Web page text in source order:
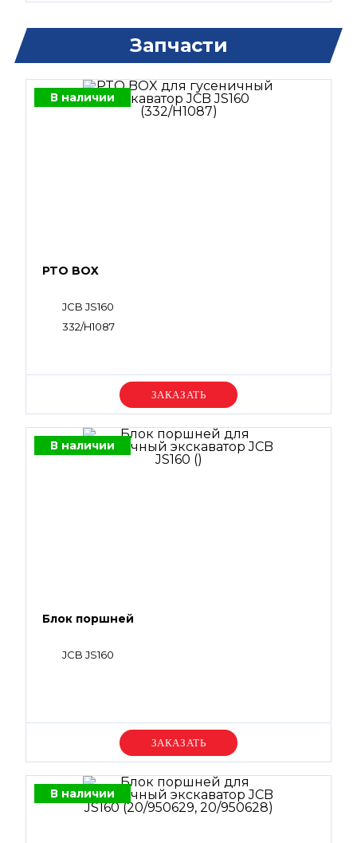
Запчасти
В наличии
PTO BOX
JCB JS160
332/H1087
Уточняйте цену
В наличии
Блок поршней
JCB JS160
Уточняйте цену
В наличии